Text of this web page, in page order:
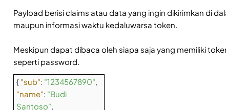
Payload berisi claims atau data yang ingin dikirimkan di
maupun informasi waktu kedaluwarsa token.
Meskipun dapat dibaca oleh siapa saja yang memiliki
seperti password.
{ "sub": "1234567890",
"name": "Budi
Santoso",